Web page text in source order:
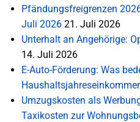
Pfändungsfreigrenzen
Juli 2026 21. Juli 2026
Unterhalt an Angehörige:
14. Juli 2026
E-Auto-Förderung: Was
Umzugskosten als
Taxikosten zur